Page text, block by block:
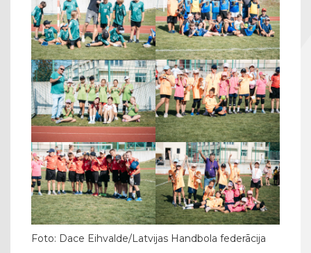
Foto: Dace Eihvalde/Latvijas Handbola federācija